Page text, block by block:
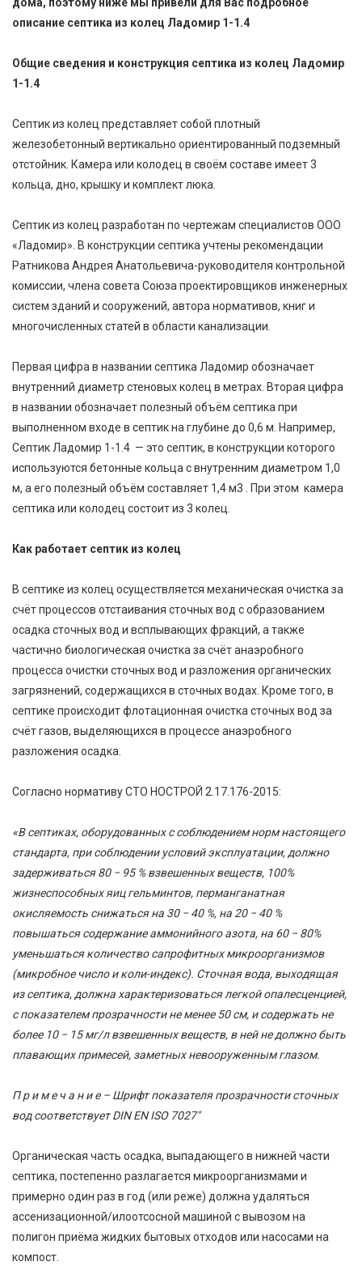
дома, поэтому ниже мы привели для Вас подробное
описание септика из колец Ладомир 1-1.4
Общие сведения и конструкция септика из колец Ладомир
1-1.4
Септик из колец представляет собой плотный
железобетонный вертикально ориентированный подземный
отстойник. Камера или колодец в своём составе имеет 3
кольца, дно, крышку и комплект люка.
Септик из колец разработан по чертежам специалистов ООО
«Ладомир». В конструкции септика учтены рекомендации
Ратникова Андрея Анатольевича-руководителя контрольной
комиссии, члена совета Союза проектировщиков инженерных
систем зданий и сооружений, автора нормативов, книг и
многочисленных статей в области канализации.
Первая цифра в названии септика Ладомир обозначает
внутренний диаметр стеновых колец в метрах. Вторая цифра
в названии обозначает полезный объём септика при
выполненном входе в септик на глубине до 0,6 м. Например,
Септик Ладомир 1-1.4 — это септик, в конструкции которого
используются бетонные кольца с внутренним диаметром 1,0
м, а его полезный объём составляет 1,4 м3 . При этом камера
септика или колодец состоит из 3 колец.
Как работает септик из колец
В септике из колец осуществляется механическая очистка за
счёт процессов отстаивания сточных вод с образованием
осадка сточных вод и всплывающих фракций, а также
частично биологическая очистка за счёт анаэробного
процесса очистки сточных вод и разложения органических
загрязнений, содержащихся в сточных водах. Кроме того, в
септике происходит флотационная очистка сточных вод за
счёт газов, выделяющихся в процессе анаэробного
разложения осадка.
Согласно нормативу СТО НОСТРОЙ 2.17.176-2015:
«В септиках, оборудованных с соблюдением норм настоящего
стандарта, при соблюдении условий эксплуатации, должно
задерживаться 80 − 95 % взвешенных веществ, 100%
жизнеспособных яиц гельминтов, перманганатная
окисляемость снижаться на 30 − 40 %, на 20 − 40 %
повышаться содержание аммонийного азота, на 60 − 80%
уменьшаться количество сапрофитных микроорганизмов
(микробное число и коли-индекс). Сточная вода, выходящая
из септика, должна характеризоваться легкой опалесценцией,
с показателем прозрачности не менее 50 см, и содержать не
более 10 − 15 мг/л взвешенных веществ, в ней не должно быть
плавающих примесей, заметных невооруженным глазом.
П р и м е ч а н и е – Шрифт показателя прозрачности сточных
вод соответствует DIN EN ISO 7027″
Органическая часть осадка, выпадающего в нижней части
септика, постепенно разлагается микроорганизмами и
примерно один раз в год (или реже) должна удаляться
ассенизационной/илоотсосной машиной с вывозом на
полигон приёма жидких бытовых отходов или насосами на
компост.